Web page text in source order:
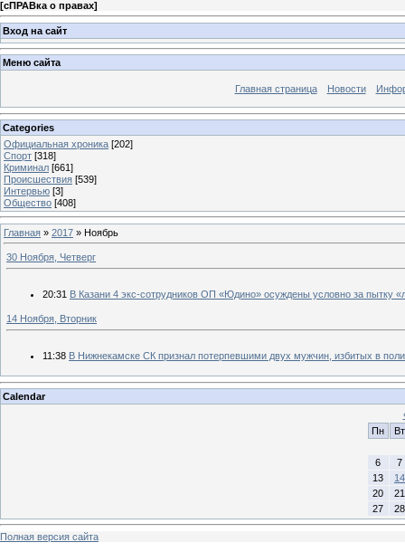
[сПРАВка о правах]
Вход на сайт
Меню сайта
Главная страница Новости
Categories
Официальная хроника [202]
Спорт [318]
Криминал [661]
Происшествия [539]
Интервью [3]
Общество [408]
Главная » 2017 » Ноябрь
30 Ноября, Четверг
20:31 В Казани 4 экс-сотрудников ОП «Юдино» осуждены условно за пытку
14 Ноября, Вторник
11:38 В Нижнекамске СК признал потерпевшими двух мужчин, избитых в
Calendar
Пн
Вт
6
7
13
14
20
21
27
28
Полная версия сайта